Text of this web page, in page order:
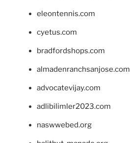
eleontennis.com
cyetus.com
bradfordshops.com
almadenranchsanjose.com
advocatevijay.com
adlibilimler2023.com
naswwebed.org